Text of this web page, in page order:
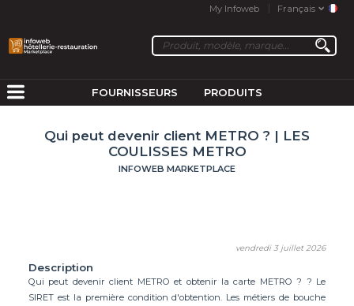
My Infoweb Français
FOURNISSEURS PRODUITS
Qui peut devenir client METRO ? | LES
COULISSES METRO
INFOWEB MARKETPLACE
vendredi 3 juillet 2026
Description
Qui peut devenir client METRO et obtenir la carte METRO ? ? Le
SIRET est la première condition d'obtention. Les métiers de bouche